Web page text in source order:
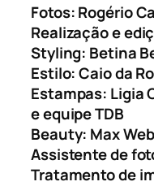
Fotos: Rogério
Realização e
Styling: Betina
Estilo: Caio da
Estampas: Ligia
e equipe TDB
Beauty: Max
Assistente de
Tratamento de